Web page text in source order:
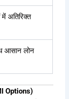
में अतिरिक्त
आसान लोन
Options)